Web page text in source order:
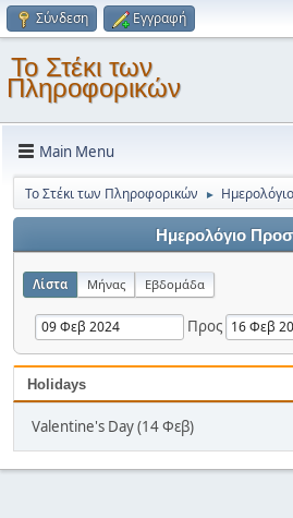
Σύνδεση Εγγραφή
Το Στέκι των
Πληροφορικών
Main Menu
Το Στέκι των Πληροφορικών ► Ημερολόγιο
Ημερολόγιο
Λίστα Μήνας Εβδομάδα
Προς
Holidays
Valentine's Day (14 Φεβ)